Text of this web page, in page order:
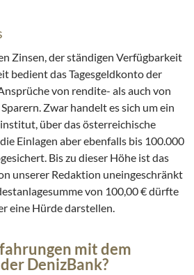
Zinsen, der ständigen Verfügbarkeit
bedient das Tagesgeldkonto der
von rendite- als auch von
Zwar handelt es sich um ein
über das österreichische
Einlagen aber ebenfalls bis 100.000
Bis zu dieser Höhe ist das
unserer Redaktion uneingeschränkt
von 100,00 € dürfte
eine Hürde darstellen.
mit dem
DenizBank?